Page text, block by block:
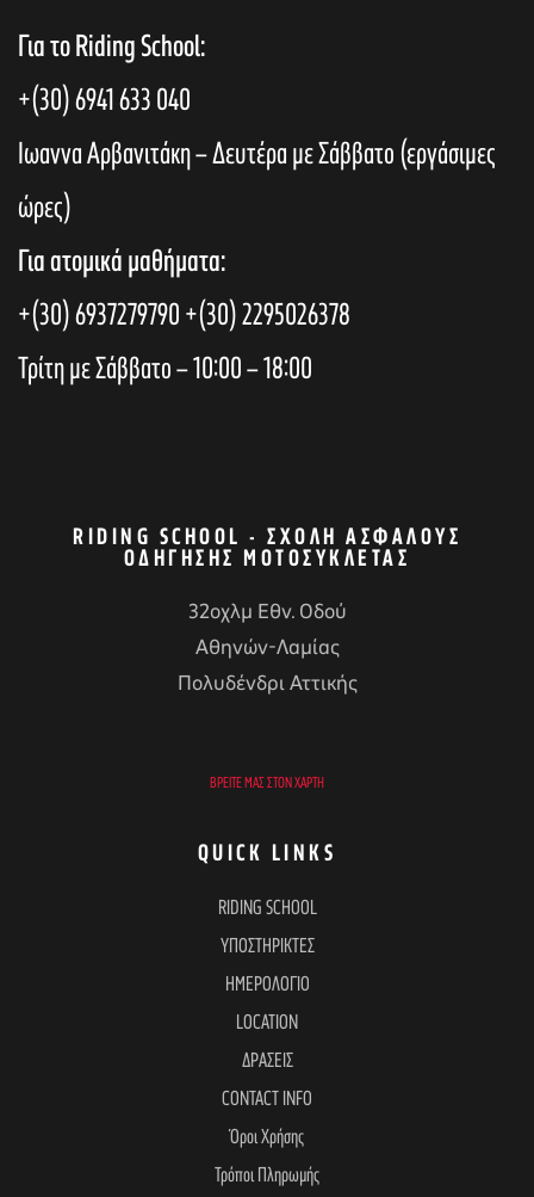
Για το Riding School:
+(30) 6941 633 040
Ιωαννα Αρβανιτάκη – Δευτέρα με Σάββατο (εργάσιμες
ώρες)
Για ατομικά μαθήματα:
+(30) 6937279790+(30) 2295026378
Τρίτη με Σάββατο – 10:00 – 18:00
RIDING SCHOOL - ΣΧΟΛΉ ΑΣΦΑΛΟΎΣ
ΟΔΉΓΗΣΗΣ ΜΟΤΟΣΥΚΛΈΤΑΣ
32οχλμ Εθν. Οδού
Αθηνών-Λαμίας
Πολυδένδρι Αττικής
ΒΡΕΊΤΕ ΜΑΣ ΣΤΟΝ ΧΆΡΤΗ
QUICK LINKS
RIDING SCHOOL
ΥΠΟΣΤΗΡΙΚΤΕΣ
ΗΜΕΡΟΛΟΓΙΟ
LOCATION
ΔΡΑΣΕΙΣ
CONTACT INFO
Όροι Χρήσης
Τρόποι Πληρωμής